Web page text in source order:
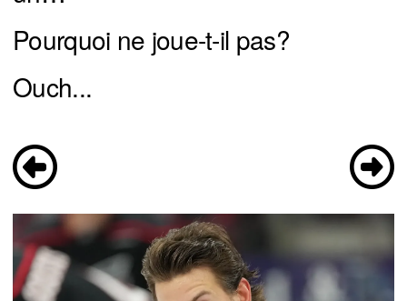
Pourquoi ne joue-t-il pas?
Ouch...